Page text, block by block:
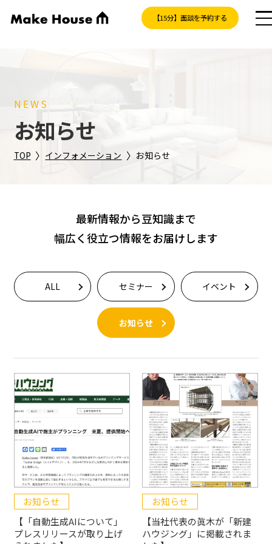
【15分】面談を予約する
NEWS
お知らせ
TOP 〉 インフォメーション 〉 お知らせ
最新情報から豆知識まで
幅広く役立つ情報をお届けします
ALL セミナー イベント
お知らせ
お知らせ
【「自動生成AIについて」
プレスリリースが取り上げ
お知らせ
【当社代表の眞木が「新建
ハウジング」に掲載されま